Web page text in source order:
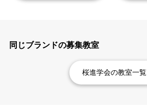
同じブランドの募集教室
桜進学会の教室一覧